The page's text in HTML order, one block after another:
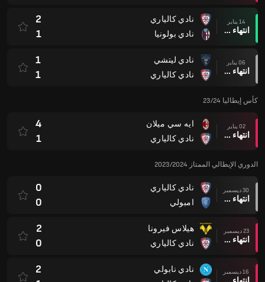
14 يناير
انتهاء وقت المباراة
نادي كالياري
نادي بولونيا
2
1
06 يناير
انتهاء وقت المباراة
نادي ليتشي
نادي كالياري
1
1
كأس إيطاليا 23/24
02 يناير
انتهاء وقت المباراة
ايه سي ميلان
نادي كالياري
4
1
الدوري الإيطالي الممتاز 2023/2024
30 ديسمبر
انتهاء وقت المباراة
نادي كالياري
امبولي
0
0
23 ديسمبر
انتهاء وقت المباراة
هيلاس فيرونا
نادي كالياري
2
0
16 ديسمبر
نادي نابولي
2